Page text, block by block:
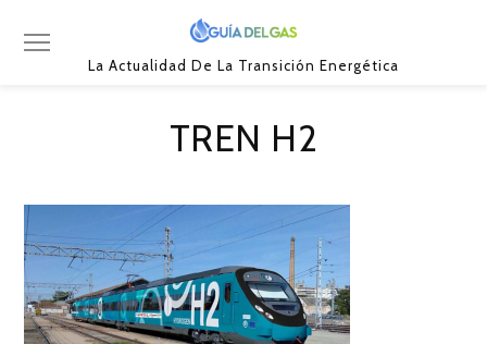
La Actualidad De La Transición Energética
TREN H2